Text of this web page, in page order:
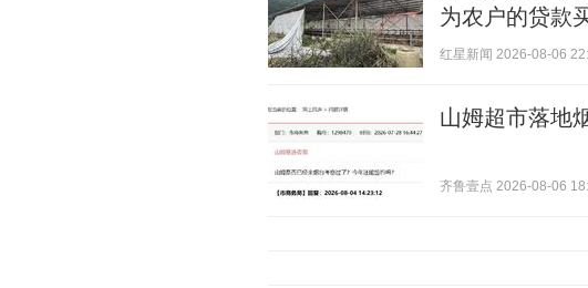
为农户的贷款
红星新闻 2026-08-06
山姆超市落地
齐鲁壹点 2026-08-06